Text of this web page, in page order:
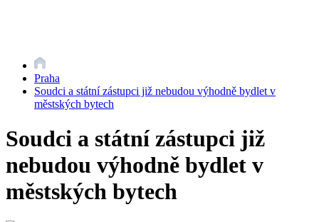
Praha
Soudci a státní zástupci již nebudou výhodně bydlet v
městských bytech
Soudci a státní zástupci již
nebudou výhodně bydlet v
městských bytech